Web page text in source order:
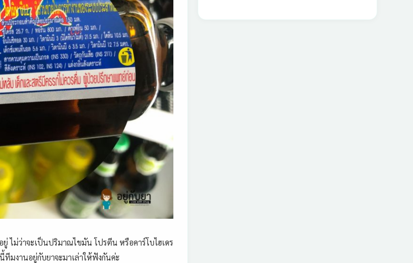
ยู่ ไม่ว่าจะเป็นปริมาณไขมัน โปรตีน หรือคาร์โบไฮเดร
ทีมงานอยู่กับยาจะมาเล่าให้ฟังกันค่ะ